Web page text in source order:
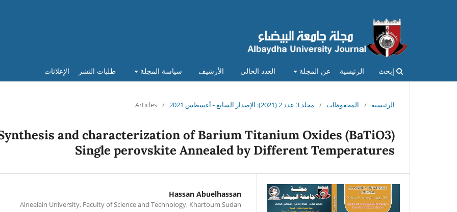
الرئيسية عن المجلة العدد الحالي الأرشيف سياسة المجلة طلبات النشر الإعلانات إبحث
الرئيسية / المحفوظات / مجلد 3 عدد 2 (2021): الإصدار السابع - أغسطس 2021 /
Articles
and characterization of Barium Titanium Oxides (BaTiO3)
Single perovskite Annealed by Different Temperatures
Hassan Abuelhassan
Alneelain University, Faculty of Science and Technology, Khartoum Sudan